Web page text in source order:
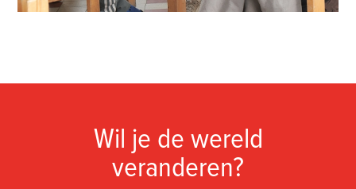
Wil je de wereld
veranderen?